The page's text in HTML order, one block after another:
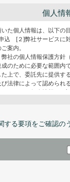
個人情
た個人情報は、以下の
込 [２]弊社サービスに
案内。
社の個人情報保護方針
のために必要な範囲内
上で、委託先に提供す
法律によって認められ
た個人情報の開示、訂
上で、合理的な範囲内で
お客様担当窓口 E-mail
する要項をご確認